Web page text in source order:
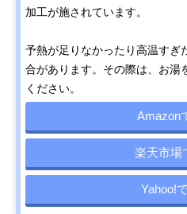
加工が施されています。
予熱が足りなかったり高温すぎ
合があります。その際は、お湯
ください。
Amazon
楽天市場
Yahoo!